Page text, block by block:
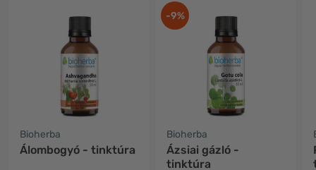
Bioherba
Álombogyó - tinktúra
-9%
Bioherba
Ázsiai gázló -
tinktúra